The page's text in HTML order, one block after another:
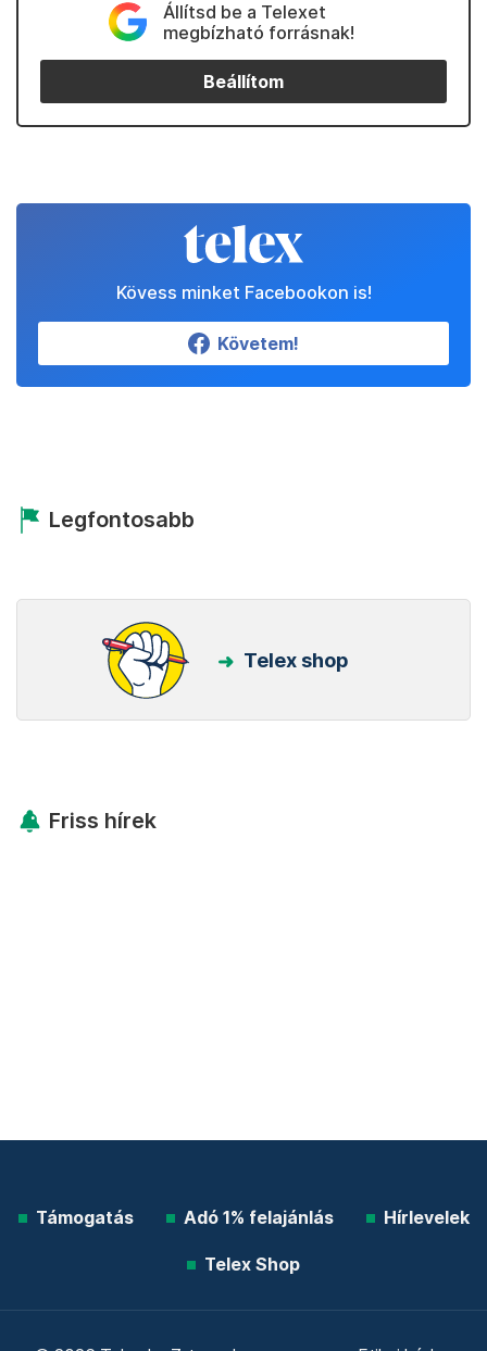
Állítsd be a Telexet
megbízható forrásnak!
Beállítom
Kövess minket Facebookon is!
Követem!
Legfontosabb
Telex shop
Friss hírek
Támogatás Adó 1% felajánlás Hírlevelek
Telex Shop